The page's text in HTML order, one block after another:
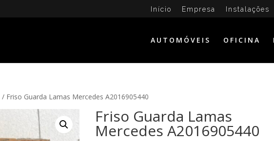
Início Empresa Instalações
AUTOMÓVEIS OFICINA
/ Friso Guarda Lamas Mercedes A2016905440
Friso Guarda Lamas
Mercedes A2016905440